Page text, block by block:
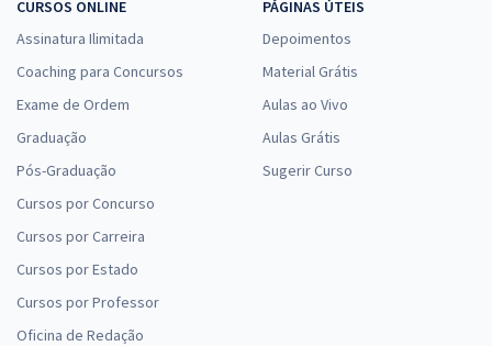
CURSOS ONLINE
Assinatura Ilimitada
Coaching para Concursos
Exame de Ordem
Graduação
Pós-Graduação
Cursos por Concurso
Cursos por Carreira
Cursos por Estado
Cursos por Professor
Oficina de Redação
PÁGINAS ÚTEIS
Depoimentos
Material Grátis
Aulas ao Vivo
Aulas Grátis
Sugerir Curso